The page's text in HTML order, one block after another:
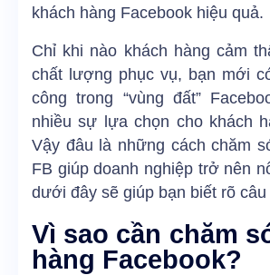
khách hàng Facebook hiệu quả.
Chỉ khi nào khách hàng cảm
chất lượng phục vụ, bạn mới
công trong “vùng đất”
nhiều sự lựa chọn cho khách
Vậy đâu là những cách chăm
FB giúp doanh nghiệp trở nên
dưới đây sẽ giúp bạn biết rõ
Vì sao cần chăm
hàng Facebook?